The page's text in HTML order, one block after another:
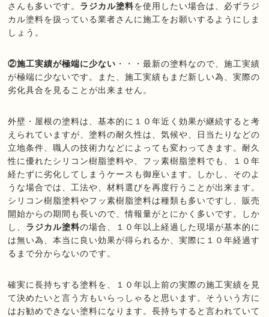
さんも多いです。 ラジカル塗料を使用したい場合は、必ずラジ
カル塗料を扱っている業者さんに施工をお願いするようにしま
しょう。
②施工実績が極端に少ない ・・・最新の塗料なので、施工実績
が極端に少ないです。また、施工実績もまだ新しい為、実際の
劣化具合を見ることが出来ません。
外壁・屋根の塗料は、基本的に１０年近く効果が継続すると考
えられていますが、塗料の耐久性は、気候や、日当たりなどの
立地条件、職人の技術力などによっても変わってきます。耐久
性に優れたシリコン樹脂塗料や、フッ素樹脂塗料でも、１０年
経たずに劣化してしまうケースも御座います。しかし、そのよ
うな場合では、工法や、材料選びを再度行うことが出来ます。
シリコン樹脂塗料やフッ素樹脂塗料は種類も多いですし、販売
開始からの期間も長いので、情報量がとにかく多いです。しか
し、 ラジカル塗料の場合、１０年以上経過した現場が基本的に
は無い為、本当に良い効果が得られるか、実際に１０年経過す
るまで分からないのです。
確実に長持ちする塗料を、１０年以上前の実際の施工実績を見
て決めたいと言う方もいらっしゃると思います。そういう方に
はお勧めできない塗料になります。長持ちすると言われていて